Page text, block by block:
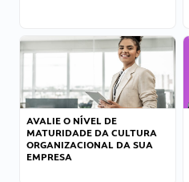
AVALIE O NÍVEL DE
MATURIDADE DA CULTURA
ORGANIZACIONAL DA SUA
EMPRESA